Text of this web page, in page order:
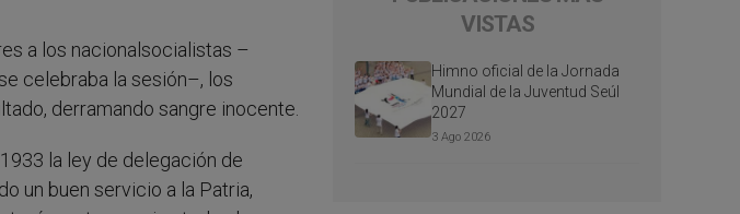
a los nacionalsocialistas –
celebraba la sesión–, los
derramando sangre inocente.
la ley de delegación de
un buen servicio a la Patria,
VISTAS
Himno oficial de la Jornada
Mundial de la Juventud Seúl
2027
3 Ago 2026